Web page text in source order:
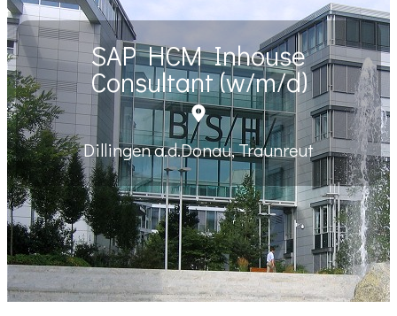
SAP HCM Inhouse
Consultant (w/m/d)
Dillingen a.d.Donau, Traunreut